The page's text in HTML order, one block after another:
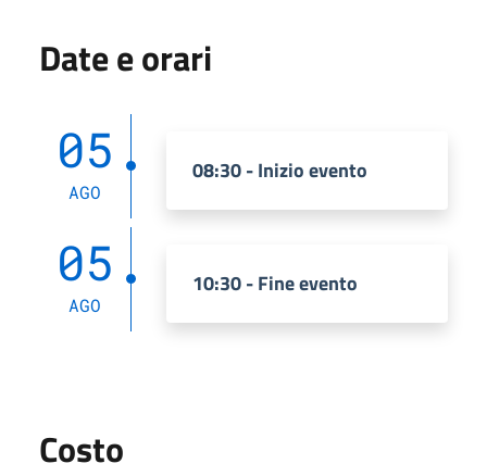
Date e orari
05
AGO
08:30 - Inizio evento
05
AGO
10:30 - Fine evento
Costo